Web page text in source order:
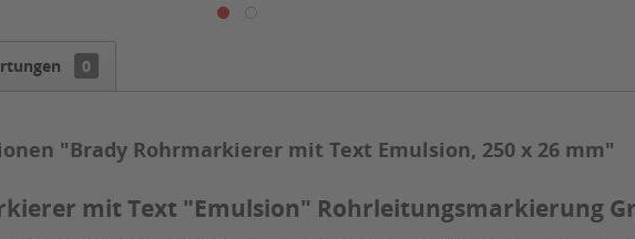
0
"Brady Rohrmarkierer mit Text Emulsion, 250 x 26 mm"
mit Text "Emulsion" Rohrleitungsmarkierung